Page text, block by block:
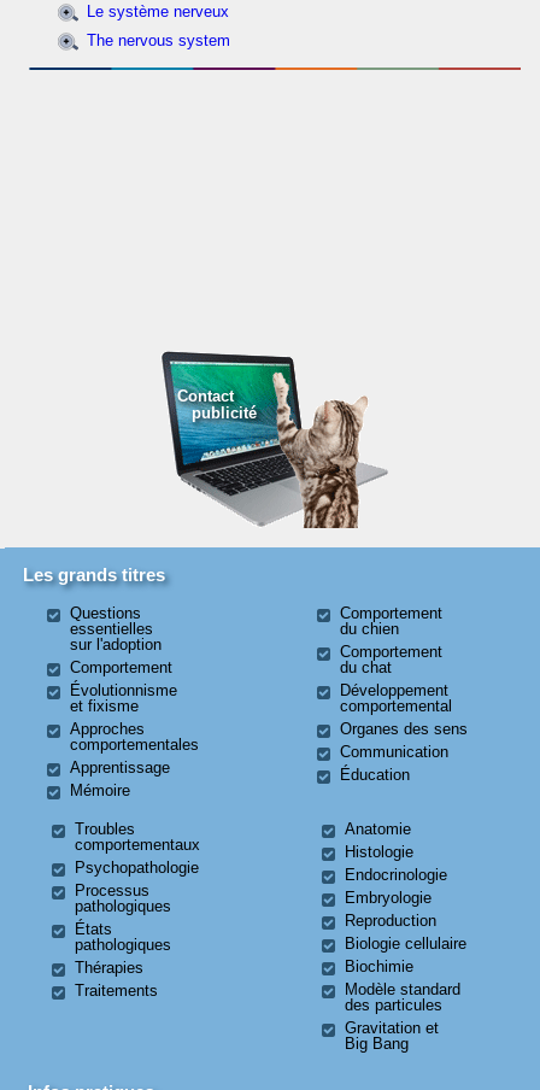
Le système nerveux
The nervous system
Contact
publicité
Les grands titres
Questions
essentielles
sur l'adoption
Comportement
Évolutionnisme
et fixisme
Approches
comportementales
Apprentissage
Mémoire
Comportement
du chien
Comportement
du chat
Développement
comportemental
Organes des sens
Communication
Éducation
Troubles
comportementaux
Psychopathologie
Processus
pathologiques
États
pathologiques
Thérapies
Traitements
Anatomie
Histologie
Endocrinologie
Embryologie
Reproduction
Biologie cellulaire
Biochimie
Modèle standard
des particules
Gravitation et
Big Bang